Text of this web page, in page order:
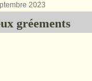
2023
gréements